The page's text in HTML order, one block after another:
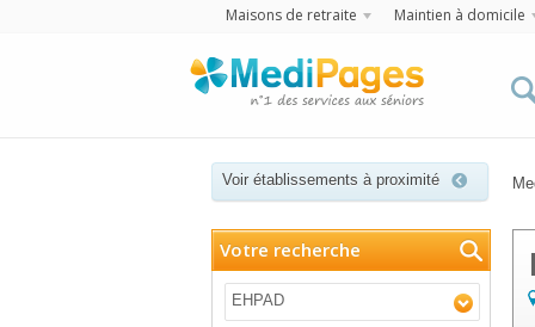
Maisons de retraite Maintien à domicile
Voir établissements à proximité
Votre recherche
EHPAD